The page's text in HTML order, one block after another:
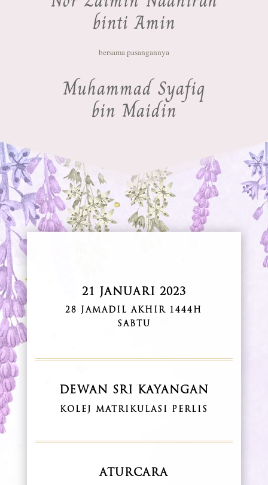
binti Amin
bersama pasangannya
Muhammad Syafiq
bin Maidin
21 JANUARI 2023
28 JAMADIL AKHIR 1444H
SABTU
DEWAN SRI KAYANGAN
KOLEJ MATRIKULASI PERLIS
ATURCARA